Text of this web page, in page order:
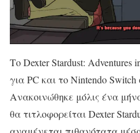
Το Dexter Stardust: Adventures
για PC και το Nintendo
Ανακοινώθηκε μόλις ένα
θα τιτλοφορείται Dexter